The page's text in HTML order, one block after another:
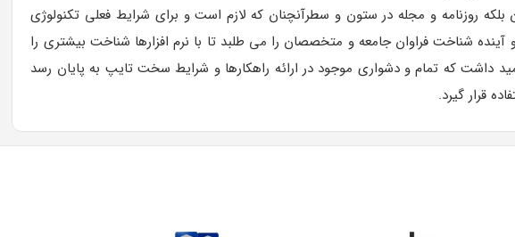
روزنامه و مجله در ستون و سطرآنچنان که لازم است و برای شرایط فعلی تکنولوژی
شناخت فراوان جامعه و متخصصان را می طلبد تا با نرم افزارها شناخت بیشتری را
داشت که تمام و دشواری موجود در ارائه راهکارها و شرایط سخت تایپ به پایان رسد
قرار گیرد.